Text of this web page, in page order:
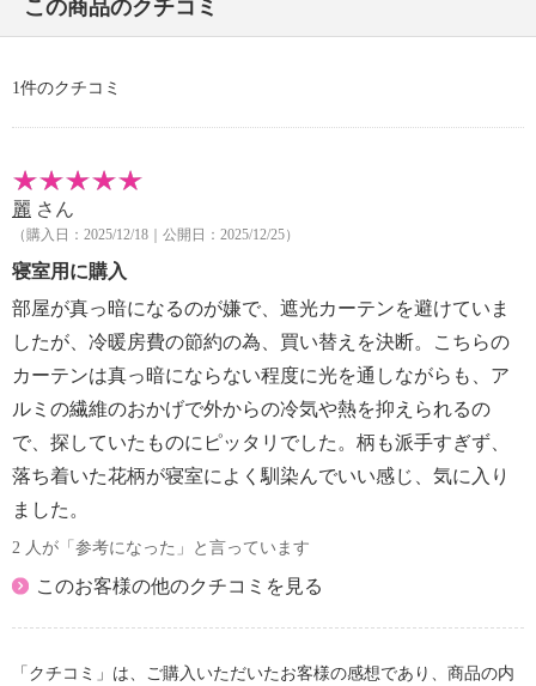
・漂白処理：塩素系・酸素系漂白不可
・タンブル乾燥：不可
・アイロン仕上げ：可（低温）
・ドライクリーニング：石油系ドライクリーニング可
【原産国（地）】
・中国製
この商品のクチコミ
1件のクチコミ
麗 さん
（購入日：2025/12/18｜公開日：2025/12/25）
寝室用に購入
部屋が真っ暗になるのが嫌で、遮光カーテンを避けていま
したが、冷暖房費の節約の為、買い替えを決断。こちらの
カーテンは真っ暗にならない程度に光を通しながらも、ア
ルミの繊維のおかげで外からの冷気や熱を抑えられるの
で、探していたものにピッタリでした。柄も派手すぎず、
落ち着いた花柄が寝室によく馴染んでいい感じ、気に入り
ました。
2 人が「参考になった」と言っています
このお客様の他のクチコミを見る
「クチコミ」は、ご購入いただいたお客様の感想であり、商品の内